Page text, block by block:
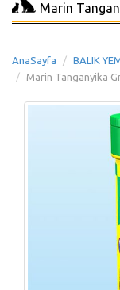
Marin
AnaSayfa
BALIK
Marin Tanganyika